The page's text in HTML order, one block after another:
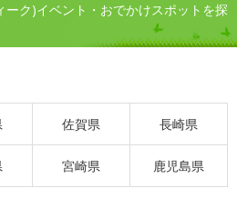
ーク)イベント・おでかけスポットを探
佐賀県 長崎県
宮崎県 鹿児島県